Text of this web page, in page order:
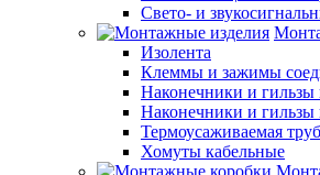
Свето- и
Изолента
Клеммы и зажимы
Наконечники и гильзы
Наконечники и гильзы
Термоусаживаемая
Хомуты кабельные